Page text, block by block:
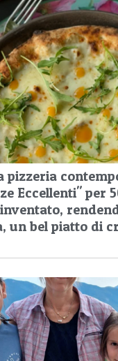
pizzeria
Eccellenti" per
un bel piatto di